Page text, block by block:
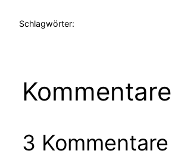
Schlagwörter:
Kommentare
3 Kommentare